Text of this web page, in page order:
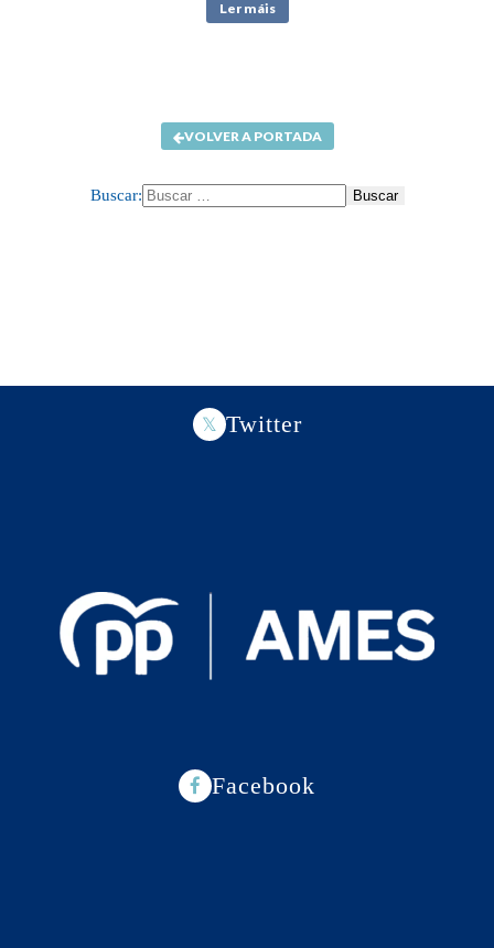
Ler máis
VOLVER A PORTADA
Buscar:
Twitter
Facebook